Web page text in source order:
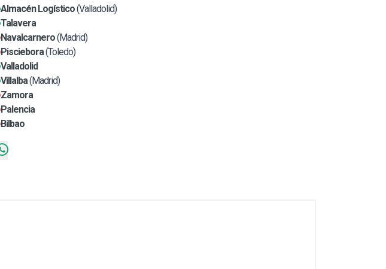
Almacén Logístico(Valladolid)
Talavera
Navalcarnero(Madrid)
Pisciebora(Toledo)
Valladolid
Villalba(Madrid)
Zamora
Palencia
Bilbao